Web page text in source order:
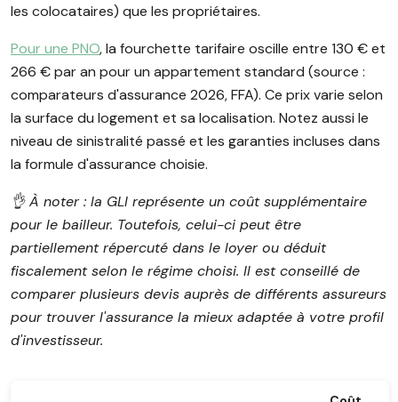
les colocataires) que les propriétaires.
Pour une PNO, la fourchette tarifaire oscille entre 130 € et
266 € par an pour un appartement standard (source :
comparateurs d'assurance 2026, FFA). Ce prix varie selon
la surface du logement et sa localisation. Notez aussi le
niveau de sinistralité passé et les garanties incluses dans
la formule d'assurance choisie.
👌 À noter : la GLI représente un coût supplémentaire
pour le bailleur. Toutefois, celui-ci peut être
partiellement répercuté dans le loyer ou déduit
fiscalement selon le régime choisi. Il est conseillé de
comparer plusieurs devis auprès de différents assureurs
pour trouver l'assurance la mieux adaptée à votre profil
d'investisseur.